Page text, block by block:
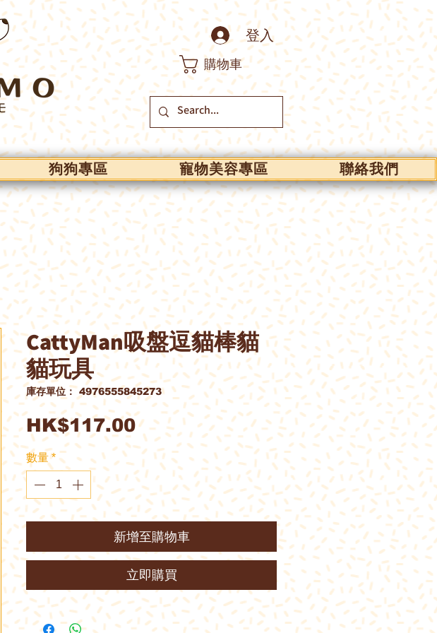
登入
購物車
狗狗專區 寵物美容專區 聯絡我們
CattyMan吸盤逗貓棒貓
貓玩具
庫存單位： 4976555845273
HK$117.00價
格
數量 *
新增至購物車
立即購買